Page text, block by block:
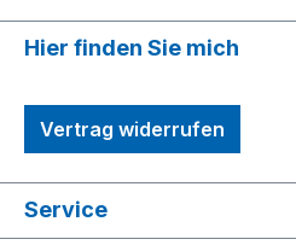
Hier finden Sie mich
Vertrag widerrufen
Service